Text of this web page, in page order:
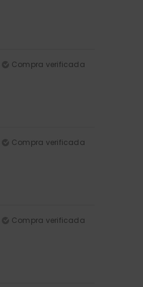
Compra verificada
Compra verificada
Compra verificada